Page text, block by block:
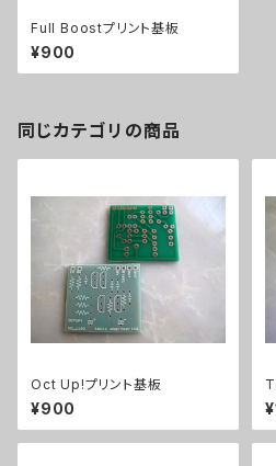
Full Boostプリント基板
¥900
同じカテゴリの商品
Oct Up!プリント基板
¥900